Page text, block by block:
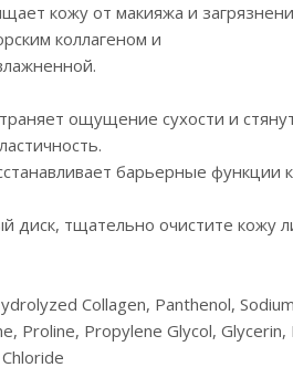
кожу от макияжа и
коллагеном и
ощущение сухости и
барьерные функции
диск, тщательно очистите кожу
Collagen, Panthenol,
Proline, Propylene Glycol, Glycerin,